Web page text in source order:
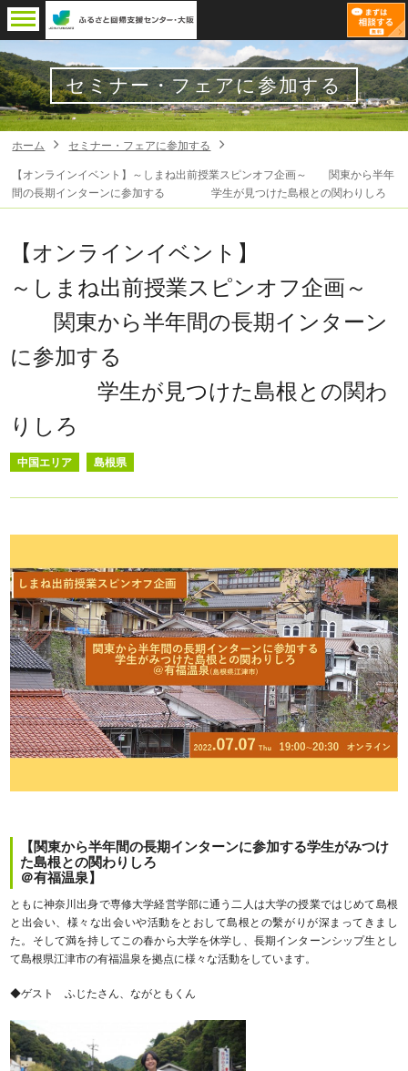
セミナー・フェアに参加する
ホーム セミナー・フェアに参加する
【オンラインイベント】～しまね出前授業スピンオフ企画～ 関東から半年
間の長期インターンに参加する 学生が見つけた島根との関わりしろ
【オンラインイベント】
～しまね出前授業スピンオフ企画～
関東から半年間の長期インターン
に参加する
学生が見つけた島根との関わ
りしろ
中国エリア 島根県
【関東から半年間の長期インターンに参加する学生がみつけ
た島根との関わりしろ
＠有福温泉】
ともに神奈川出身で専修大学経営学部に通う二人は大学の授業ではじめて島根
と出会い、様々な出会いや活動をとおして島根との繫がりが深まってきまし
た。そして満を持してこの春から大学を休学し、長期インターンシップ生とし
て島根県江津市の有福温泉を拠点に様々な活動をしています。
◆ゲスト ふじたさん、ながともくん